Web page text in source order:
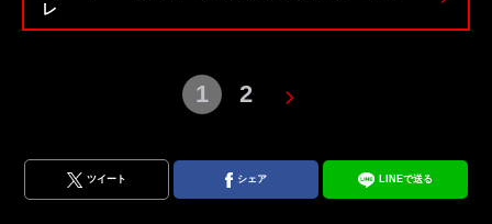
レ
1 2
ツイート シェア LINEで送る